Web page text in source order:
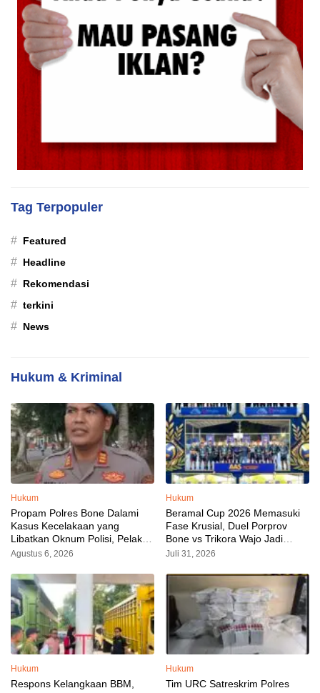
Tag Terpopuler
# Featured
# Headline
# Rekomendasi
# terkini
# News
Hukum & Kriminal
Hukum
Propam Polres Bone Dalami
Kasus Kecelakaan yang
Libatkan Oknum Polisi, Pelaku
Sudah Diamankan
Agustus 6, 2026
Hukum
Beramal Cup 2026 Memasuki
Fase Krusial, Duel Porprov
Bone vs Trikora Wajo Jadi
Sorotan Malam Ini
Juli 31, 2026
Hukum
Respons Kelangkaan BBM,
Hukum
Tim URC Satreskrim Polres